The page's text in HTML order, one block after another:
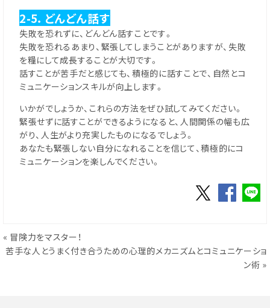
2-5．どんどん話す
失敗を恐れずに、どんどん話すことです。
失敗を恐れるあまり、緊張してしまうことがありますが、失敗
を糧にして成長することが大切です。
話すことが苦手だと感じても、積極的に話すことで、自然とコ
ミュニケーションスキルが向上します。
いかがでしょうか、これらの方法をぜひ試してみてください。
緊張せずに話すことができるようになると、人間関係の幅も広
がり、人生がより充実したものになるでしょう。
あなたも緊張しない自分になれることを信じて、積極的にコ
ミュニケーションを楽しんでください。
« 冒険力をマスター！
苦手な人とうまく付き合うための心理的メカニズムとコミュニケーショ
ン術 »